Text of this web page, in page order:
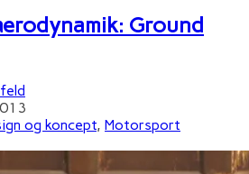
Ground
og koncept, Motorsport